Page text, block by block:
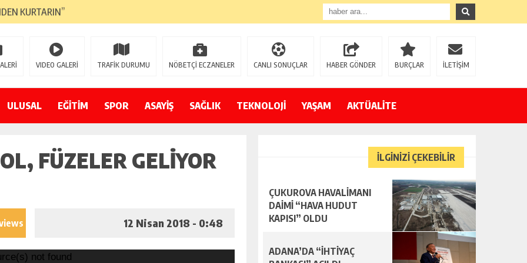
KURTARIN”
YENİ GÖZDESİ OLACAK”
KAMUOYUNA AÇIKLAYIN”
VIDEO GALERİ TRAFİK DURUMU NÖBETÇİ ECZANELER CANLI SONUÇLAR HABER GÖNDER BURÇLAR İLETİŞİM
ULUSAL EĞİTİM SPOR ASAYİŞ SAĞLIK TEKNOLOJİ YAŞAM AKTÜALİTE
FÜZELER GELIYOR
12 Nisan 2018 - 0:48
not found
İLGİNİZİ ÇEKEBİLİR
ÇUKUROVA HAVALİMANI
DAİMİ “HAVA HUDUT
KAPISI” OLDU
ADANA’DA “İHTİYAÇ